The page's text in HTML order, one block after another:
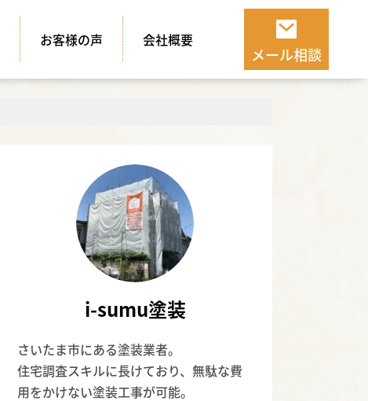
お客様の声 会社概要
メール相談
i-sumu塗装
さいたま市にある塗装業者。
住宅調査スキルに長けており、無駄な費
用をかけない塗装工事が可能。